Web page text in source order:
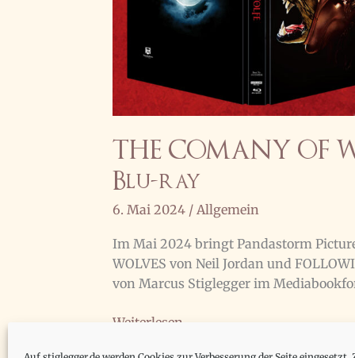
THE COMANY OF
Blu-ray
6. Mai 2024 / Allgemein
Im Mai 2024 bringt Pandastorm
WOLVES von Neil Jordan und
von Marcus Stiglegger im
THE
Weiterlesen...